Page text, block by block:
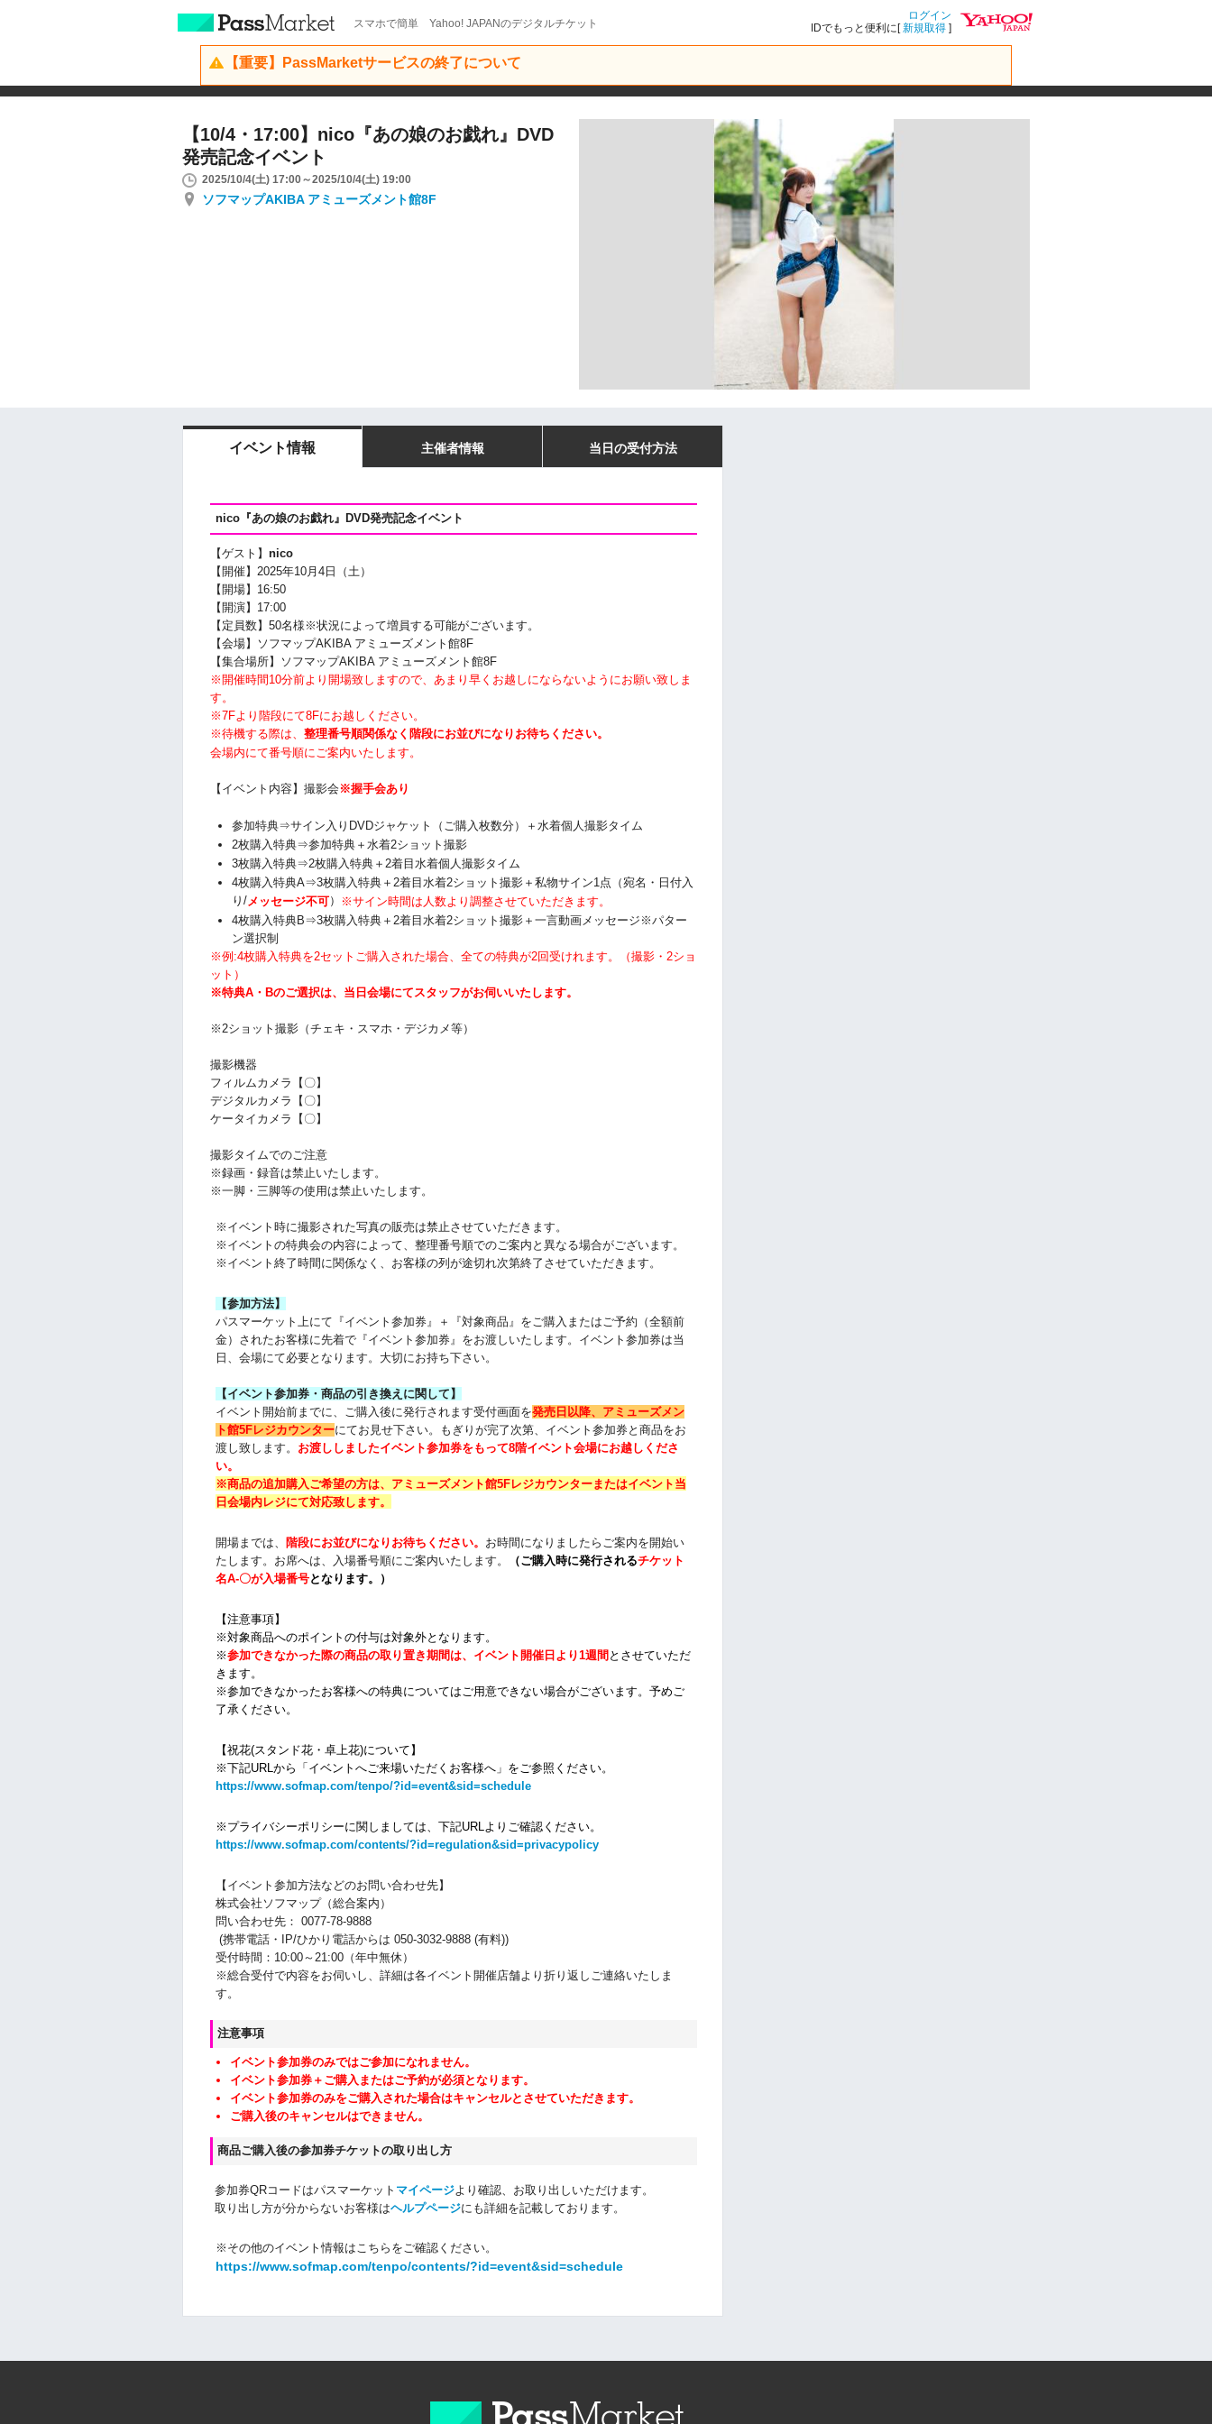
スマホで簡単 Yahoo! JAPANのデジタルチケット
ログイン
IDでもっと便利に[新規取得 ]
【重要】PassMarketサービスの終了について
【10/4・17:00】nico『あの娘のお戯れ』DVD
発売記念イベント
2025/10/4(土) 17:00～2025/10/4(土) 19:00
ソフマップAKIBA アミューズメント館8F
イベント情報 主催者情報 当日の受付方法
nico『あの娘のお戯れ』DVD発売記念イベント
【ゲスト】 nico
【開催】2025年10月4日（土）
【開場】16:50
【開演】17:00
【定員数】50名様※状況によって増員する可能がございます。
【会場】ソフマップAKIBA アミューズメント館8F
【集合場所】ソフマップAKIBA アミューズメント館8F
※開催時間10分前より開場致しますので、あまり早くお越しにならないようにお願い致しま
す。
※7Fより階段にて8Fにお越しください。
※待機する際は、 整理番号順関係なく階段にお並びになりお待ちください。
会場内にて番号順にご案内いたします。
【イベント内容】撮影会 ※握手会あり
参加特典⇒サイン入りDVDジャケット（ご購入枚数分）＋水着個人撮影タイム
2枚購入特典⇒参加特典＋水着2ショット撮影
3枚購入特典⇒2枚購入特典＋2着目水着個人撮影タイム
4枚購入特典A⇒3枚購入特典＋2着目水着2ショット撮影＋私物サイン1点（宛名・日付入
り/メッセージ不可）
※サイン時間は人数より調整させていただきます。
4枚購入特典B⇒3枚購入特典＋2着目水着2ショット撮影＋一言動画メッセージ※パター
ン選択制
※例:4枚購入特典を2セットご購入された場合、全ての特典が2回受けれます。（撮影・2ショ
ット）
※特典A・Bのご選択は、当日会場にてスタッフがお伺いいたします。
※2ショット撮影（チェキ・スマホ・デジカメ等）
撮影機器
フィルムカメラ【〇】
デジタルカメラ【〇】
ケータイカメラ【〇】
撮影タイムでのご注意
※録画・録音は禁止いたします。
※一脚・三脚等の使用は禁止いたします。
※イベント時に撮影された写真の販売は禁止させていただきます。
※イベントの特典会の内容によって、整理番号順でのご案内と異なる場合がございます。
※イベント終了時間に関係なく、お客様の列が途切れ次第終了させていただきます。
【参加方法】
パスマーケット上にて『イベント参加券』＋『対象商品』をご購入またはご予約（全額前
金）されたお客様に先着で『イベント参加券』をお渡しいたします。イベント参加券は当
日、会場にて必要となります。大切にお持ち下さい。
【イベント参加券・商品の引き換えに関して】
イベント開始前までに、ご購入後に発行されます受付画面を発売日以降、アミューズメン
ト館5Fレジカウンターにてお見せ下さい。もぎりが完了次第、イベント参加券と商品をお
渡し致します。 お渡ししましたイベント参加券をもって8階イベント会場にお越しくださ
い。
※商品の追加購入ご希望の方は、 アミューズメント館5Fレジカウンターまたはイベント当
日会場内レジにて対応致します。
開場までは、 階段にお並びになりお待ちください。 お時間になりましたらご案内を開始い
たします。お席へは、入場番号順にご案内いたします。
（ご購入時に発行されるチケット
名A-〇が入場番号となります。）
【注意事項】
※対象商品へのポイントの付与は対象外となります。
※参加できなかった際の商品の取り置き期間は、イベント開催日より1週間とさせていただ
きます。
※参加できなかったお客様への特典についてはご用意できない場合がございます。 予めご
了承ください。
【祝花(スタンド花・卓上花)について】
※下記URLから「イベントへご来場いただくお客様へ」をご参照ください。
https://www.sofmap.com/tenpo/?id=event&sid=schedule
※プライバシーポリシーに関しましては、下記URLよりご確認ください。
https://www.sofmap.com/contents/?id=regulation&sid=privacypolicy
【イベント参加方法などのお問い合わせ先】
株式会社ソフマップ（総合案内）
問い合わせ先： 0077-78-9888
(携帯電話・IP/ひかり電話からは 050-3032-9888 (有料))
受付時間：10:00～21:00（年中無休）
※総合受付で内容をお伺いし、詳細は各イベント開催店舗より折り返しご連絡いたしま
す。
注意事項
イベント参加券のみではご参加になれません。
イベント参加券＋ご購入またはご予約が必須となります。
イベント参加券のみをご購入された場合はキャンセルとさせていただきます。
ご購入後のキャンセルはできません。
商品ご購入後の参加券チケットの取り出し方
参加券QRコードはパスマーケット マイページより確認、お取り出しいただけます。
取り出し方が分からないお客様はヘルプページにも詳細を記載しております。
※その他のイベント情報はこちらをご確認ください。
https://www.sofmap.com/tenpo/contents/?id=event&sid=schedule